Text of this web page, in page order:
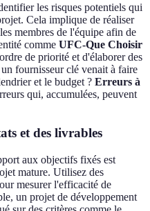
les risques potentiels qui
Cela implique de réaliser
membres de l'équipe afin de
comme UFC-Que Choisir
de priorité et d'élaborer des
fournisseur clé venait à faire
et le budget ? Erreurs à
qui, accumulées, peuvent
et des livrables
aux objectifs fixés est
mature. Utilisez des
mesurer l'efficacité de
un projet de développement